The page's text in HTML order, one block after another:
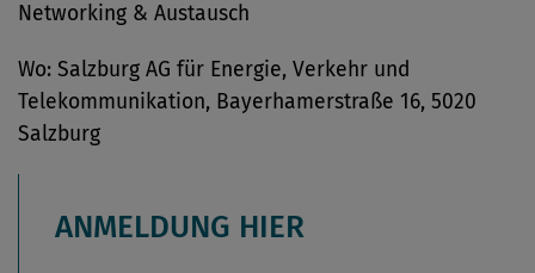
Networking & Austausch
Wo: Salzburg AG für Energie, Verkehr und
Telekommunikation, Bayerhamerstraße 16, 5020
Salzburg
ANMELDUNG HIER